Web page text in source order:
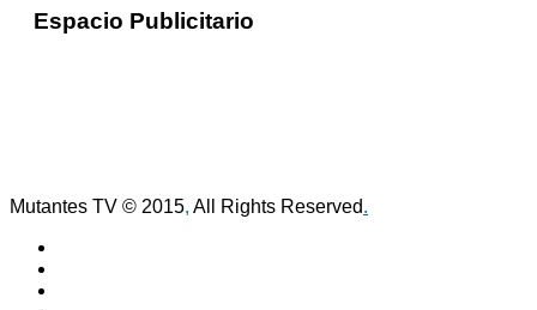
Espacio Publicitario
Mutantes TV © 2015, All Rights Reserved.